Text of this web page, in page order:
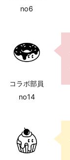
no6
コラボ部員
no14